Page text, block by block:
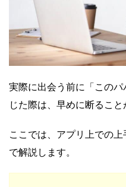
実際に出会う前に「この
じた際は、早めに断ること
ここでは、アプリ上での
で解説します。